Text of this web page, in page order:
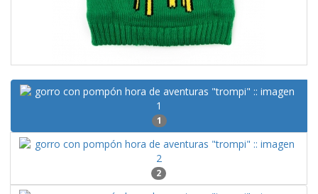
1
2